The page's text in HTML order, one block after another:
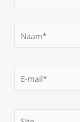
mail*
Site